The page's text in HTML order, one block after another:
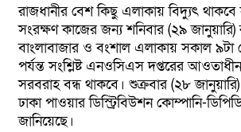
রাজধানীর বেশ কিছু এলাকায় বিদ্যুৎ থাকবে
সংরক্ষণ কাজের জন্য শনিবার (২৯ জানুয়ারি)
বাংলাবাজার ও বংশাল এলাকায় সকাল ৯টা
পর্যন্ত সংশ্লিষ্ট এনওসিএস দপ্তরের
সরবরাহ বন্ধ থাকবে। শুক্রবার (২৮
ঢাকা পাওয়ার ডিস্ট্রিবিউশন কোম্পানি-
জানিয়েছে।